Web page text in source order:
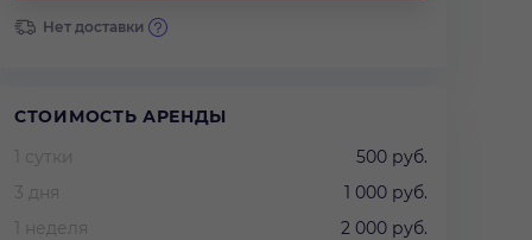
Нет доставки
СТОИМОСТЬ АРЕНДЫ
1 сутки
500 руб.
3 дня
1 000 руб.
1 неделя
2 000 руб.